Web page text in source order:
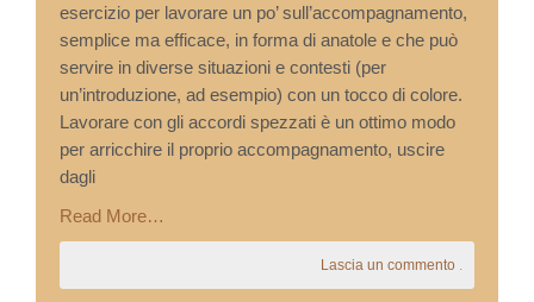
esercizio per lavorare un po’ sull’accompagnamento,
semplice ma efficace, in forma di anatole e che può
servire in diverse situazioni e contesti (per
un’introduzione, ad esempio) con un tocco di colore.
Lavorare con gli accordi spezzati è un ottimo modo
per arricchire il proprio accompagnamento, uscire
dagli
Read More…
Lascia un commento .